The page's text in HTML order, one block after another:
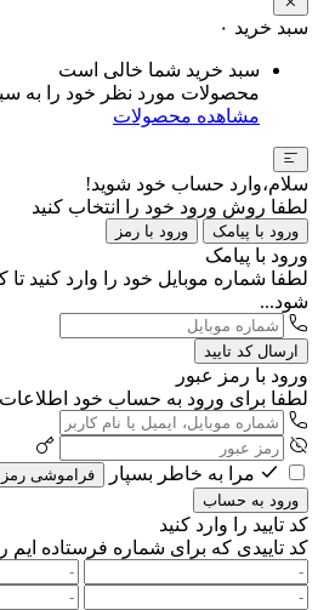
سبد خرید ۰
سبد خرید شما خالی است
محصولات مورد نظر خود را به
مشاهده محصولات
سلام،وارد حساب خود شوید!
لطفا روش ورود خود را انتخاب کنید
ورود با پیامک ورود با رمز
ورود با پیامک
لطفا شماره موبایل خود را وارد کنید تا
شود...
ارسال کد تایید
ورود با رمز عبور
لطفا برای ورود به حساب خود اطلاعات
مرا به خاطر بسپار
فراموشی رمز
ورود به حساب
کد تایید را وارد کنید
کد تاییدی که برای شماره فرستاده ایم